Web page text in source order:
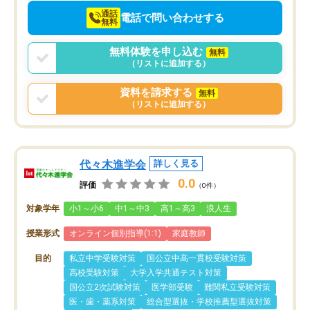
通話
無料 電話で問い合わせする
無料体験を申し込む
無料
（リストに追加する）
資料を請求する
無料
（リストに追加する）
代々木進学会 詳しく見る
評価 0.0 （0件）
対象学年 小1～小6 中1～中3 高1～高3 浪人生
授業形式 オンライン個別指導(1:1) 家庭教師
目的 私立中学受験対策
国公立中高一貫校受験対策
高校受験対策
大学入学共通テスト対策
国公立2次試験対策
医学部受験
難関私立受験対策
医・歯・薬系対策
総合型選抜・学校推薦型選抜対策